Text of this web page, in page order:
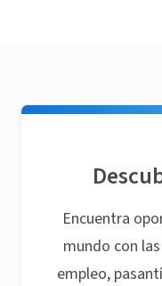
Encuentra
mundo con
empleo,